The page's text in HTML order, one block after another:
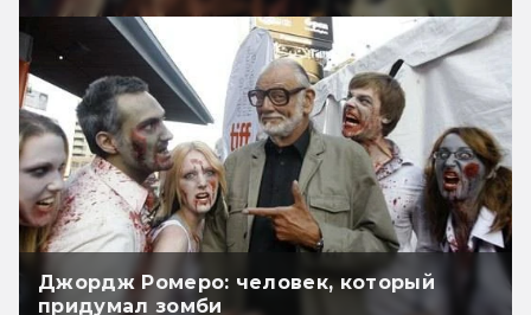
Джордж Ромеро: человек, который
придумал зомби